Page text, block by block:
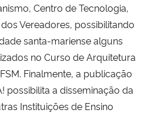
Centro de Tecnologia,
Vereadores, possibilitando
santa-mariense alguns
no Curso de Arquitetura
Finalmente, a publicação
possibilita a disseminação da
Instituições de Ensino